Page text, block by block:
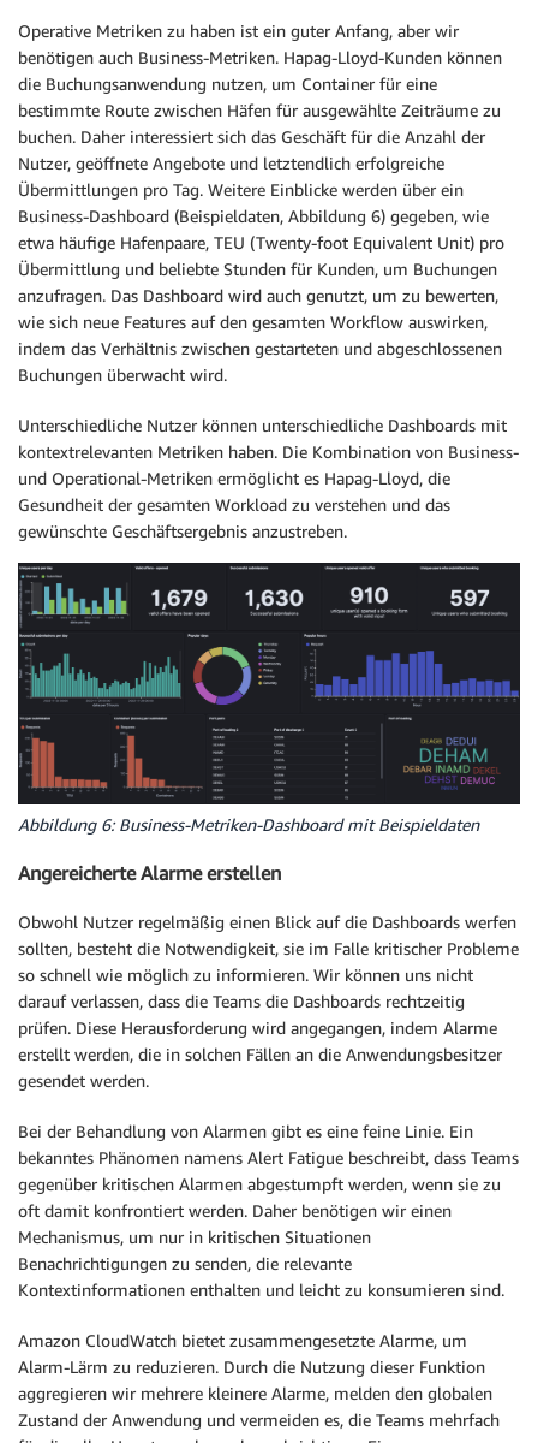
Operative Metriken zu haben ist ein guter Anfang, aber wir
benötigen auch Business-Metriken. Hapag-Lloyd-Kunden können
die Buchungsanwendung nutzen, um Container für eine
bestimmte Route zwischen Häfen für ausgewählte Zeiträume zu
buchen. Daher interessiert sich das Geschäft für die Anzahl der
Nutzer, geöffnete Angebote und letztendlich erfolgreiche
Übermittlungen pro Tag. Weitere Einblicke werden über ein
Business-Dashboard (Beispieldaten, Abbildung 6) gegeben, wie
etwa häufige Hafenpaare, TEU (Twenty-foot Equivalent Unit) pro
Übermittlung und beliebte Stunden für Kunden, um Buchungen
anzufragen. Das Dashboard wird auch genutzt, um zu bewerten,
wie sich neue Features auf den gesamten Workflow auswirken,
indem das Verhältnis zwischen gestarteten und abgeschlossenen
Buchungen überwacht wird.
Unterschiedliche Nutzer können unterschiedliche Dashboards mit
kontextrelevanten Metriken haben. Die Kombination von Business-
und Operational-Metriken ermöglicht es Hapag-Lloyd, die
Gesundheit der gesamten Workload zu verstehen und das
gewünschte Geschäftsergebnis anzustreben.
Abbildung 6: Business-Metriken-Dashboard mit Beispieldaten
Angereicherte Alarme erstellen
Obwohl Nutzer regelmäßig einen Blick auf die Dashboards werfen
sollten, besteht die Notwendigkeit, sie im Falle kritischer Probleme
so schnell wie möglich zu informieren. Wir können uns nicht
darauf verlassen, dass die Teams die Dashboards rechtzeitig
prüfen. Diese Herausforderung wird angegangen, indem Alarme
erstellt werden, die in solchen Fällen an die Anwendungsbesitzer
gesendet werden.
Bei der Behandlung von Alarmen gibt es eine feine Linie. Ein
bekanntes Phänomen namens Alert Fatigue beschreibt, dass Teams
gegenüber kritischen Alarmen abgestumpft werden, wenn sie zu
oft damit konfrontiert werden. Daher benötigen wir einen
Mechanismus, um nur in kritischen Situationen
Benachrichtigungen zu senden, die relevante
Kontextinformationen enthalten und leicht zu konsumieren sind.
Amazon CloudWatch bietet zusammengesetzte Alarme, um
Alarm-Lärm zu reduzieren. Durch die Nutzung dieser Funktion
aggregieren wir mehrere kleinere Alarme, melden den globalen
Zustand der Anwendung und vermeiden es, die Teams mehrfach